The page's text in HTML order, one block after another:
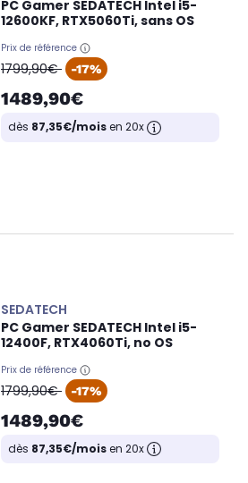
PC Gamer SEDATECH Intel i5-
12600KF, RTX5060Ti, sans OS
Prix de référence
oldPrice
1799,90€ -17%
1489,90€
dès 87,35€/moisen 20x
SEDATECH
PC Gamer SEDATECH Intel i5-
12400F, RTX4060Ti, no OS
Prix de référence
oldPrice
1799,90€ -17%
1489,90€
dès 87,35€/moisen 20x